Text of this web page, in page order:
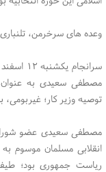
وعده های سرخرمن،
مصطفی سعیدی به
توصیه وزیر کار؛
مصطفی سعیدی عضو
انقلابی مسلمان موسوم
ریاست جمهوری بود؛